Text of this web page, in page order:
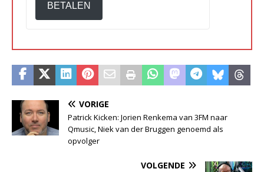
BETALEN
VORIGE
Patrick Kicken: Jorien Renkema van 3FM naar
Qmusic, Niek van der Bruggen genoemd als
opvolger
VOLGENDE